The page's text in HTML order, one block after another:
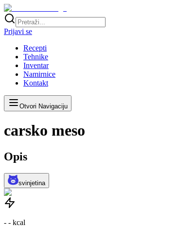
Prijavi se
Recepti
Tehnike
Inventar
Namirnice
Kontakt
Otvori Navigaciju
carsko meso
Opis
svinjetina
- - kcal